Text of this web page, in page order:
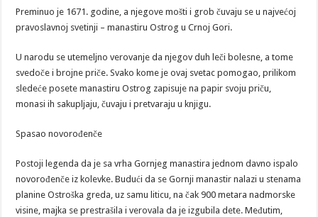
Preminuo je 1671. godine, a njegove mošti i grob čuvaju se u najvećoj
pravoslavnoj svetinji – manastiru Ostrog u Crnoj Gori.
U narodu se utemeljno verovanje da njegov duh leči bolesne, a tome
svedoče i brojne priče. Svako kome je ovaj svetac pomogao, prilikom
sledeće posete manastiru Ostrog zapisuje na papir svoju priču,
monasi ih sakupljaju, čuvaju i pretvaraju u knjigu.
Spasao novorođenče
Postoji legenda da je sa vrha Gornjeg manastira jednom davno ispalo
novorođenče iz kolevke. Budući da se Gornji manastir nalazi u stenama
planine Ostroška greda, uz samu liticu, na čak 900 metara nadmorske
visine, majka se prestrašila i verovala da je izgubila dete. Međutim,